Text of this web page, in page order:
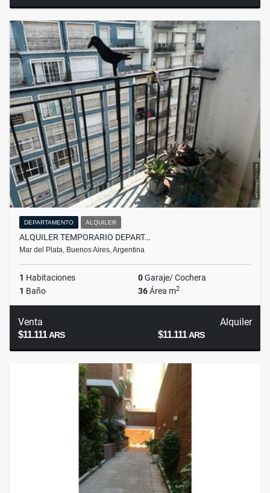
DEPARTAMENTO ALQUILER
ALQUILER TEMPORARIO DEPART…
Mar del Plata, Buenos Aires, Argentina
1 Habitaciones 0Garaje/ Cochera
1 Baño 36Área m2
Venta
$11.111ARS
Alquiler
$11.111ARS